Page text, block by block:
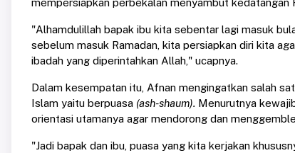
mempersiapkan perbekalan menyambut kedatangan
"Alhamdulillah bapak ibu kita sebentar lagi masuk
sebelum masuk Ramadan, kita persiapkan diri kita
ibadah yang diperintahkan Allah," ucapnya.
Dalam kesempatan itu, Afnan mengingatkan salah
Islam yaitu berpuasa (ash-shaum). Menurutnya
orientasi utamanya agar mendorong dan
"Jadi bapak dan ibu, puasa yang kita kerjakan